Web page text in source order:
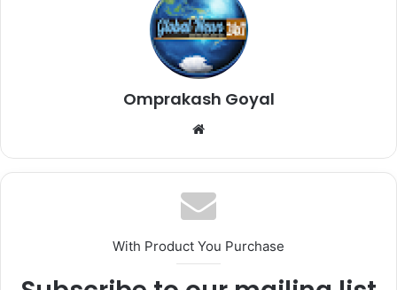
Omprakash Goyal
Website
With Product You Purchase